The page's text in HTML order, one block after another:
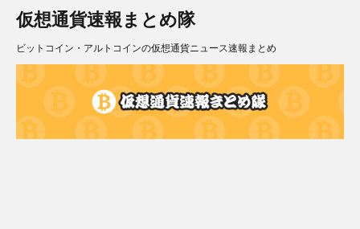
仮想通貨速報まとめ隊
ビットコイン・アルトコインの仮想通貨ニュース速報まとめ